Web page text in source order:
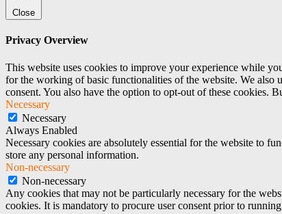
Close
Privacy Overview
This website uses cookies to improve your experience while
for the working of basic functionalities of the website. We also
consent. You also have the option to opt-out of these cookies.
Necessary
Necessary
Always Enabled
Necessary cookies are absolutely essential for the website to
store any personal information.
Non-necessary
Non-necessary
Any cookies that may not be particularly necessary for the
cookies. It is mandatory to procure user consent prior to